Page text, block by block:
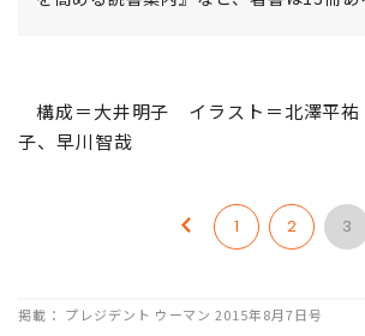
構成＝大井明子 イラスト＝北澤平
子、早川智哉
1 2 3
掲載： プレジデント ウーマン 2015年8月7日号